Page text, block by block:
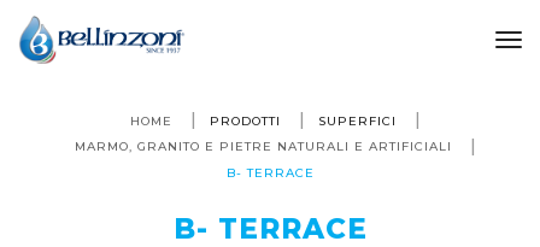
HOME PRODOTTI
SUPERFICI
MARMO, GRANITO E PIETRE NATURALI E ARTIFICIALI
B- TERRACE
B- TERRACE